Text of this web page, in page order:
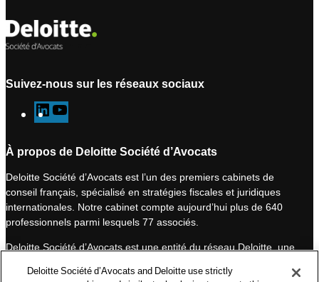
Suivez-nous sur les réseaux sociaux
L
i
k
e
d
I
n
o
T
u
b
e
À propos de Deloitte Société d’Avocats
Deloitte Société d’Avocats est l’un des premiers cabinets de
conseil français, spécialisé en stratégies fiscales et juridiques
internationales. Notre cabinet compte aujourd’hui plus de 640
professionnels parmi lesquels 77 associés.
Deloitte Société d’Avocats est une entité du réseau Deloitte, une
professionnels et à ce titre, travaille avec les 50 000 fiscalistes
Deloitte Société d’Avocats and Deloitte use strictly